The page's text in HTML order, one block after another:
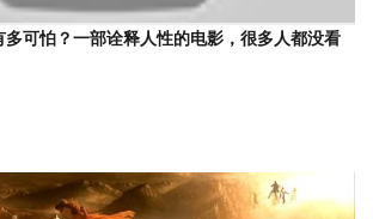
多可怕？一部诠释人性的电影，很多人都没看